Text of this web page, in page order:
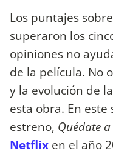
Los puntajes
superaron los
opiniones no
de la película. No
y la evolución de
esta obra. En este
estreno, Quédate
Netflix en el año